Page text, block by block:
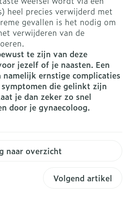
heel precies verwijderd met
gevallen is het nodig om
verwijderen van de
te zijn van deze
jezelf of je naasten. Een
namelijk ernstige complicaties
die gelinkt zijn
je dan zeker zo snel
door je gynaecoloog.
naar overzicht
Volgend artikel